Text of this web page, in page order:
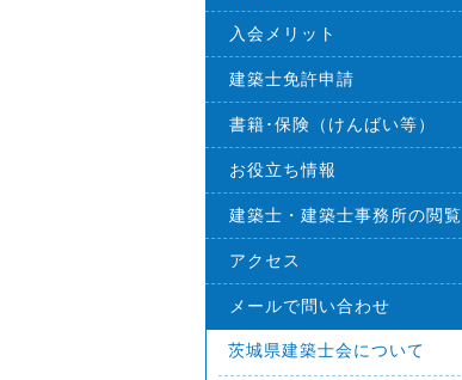
入会メリット
建築士免許申請
書籍･保険（けんばい等）
お役立ち情報
建築士・建築士事務所の閲覧
アクセス
メールで問い合わせ
茨城県建築士会について